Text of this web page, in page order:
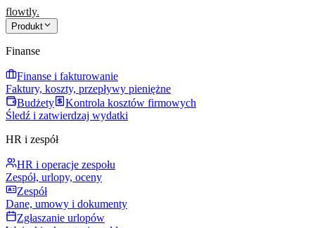
flowtly.
Produkt
Finanse
Finanse i fakturowanie
Faktury, koszty, przepływy pieniężne
Budżety
Kontrola kosztów firmowych
Śledź i zatwierdzaj wydatki
HR i zespół
HR i operacje zespołu
Zespół, urlopy, oceny
Zespół
Dane, umowy i dokumenty
Zgłaszanie urlopów